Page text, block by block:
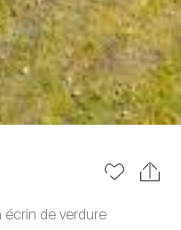
de verdure